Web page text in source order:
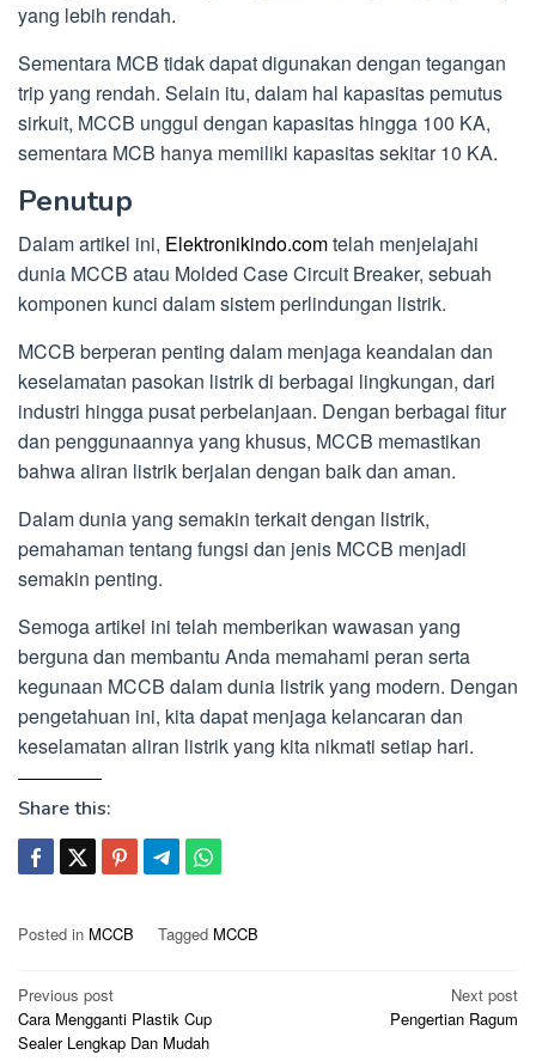
yang lebih rendah.
Sementara MCB tidak dapat digunakan dengan tegangan
trip yang rendah. Selain itu, dalam hal kapasitas pemutus
sirkuit, MCCB unggul dengan kapasitas hingga 100 KA,
sementara MCB hanya memiliki kapasitas sekitar 10 KA.
Penutup
Dalam artikel ini, Elektronikindo.comtelah menjelajahi
dunia MCCB atau Molded Case Circuit Breaker, sebuah
komponen kunci dalam sistem perlindungan listrik.
MCCB berperan penting dalam menjaga keandalan dan
keselamatan pasokan listrik di berbagai lingkungan, dari
industri hingga pusat perbelanjaan. Dengan berbagai fitur
dan penggunaannya yang khusus, MCCB memastikan
bahwa aliran listrik berjalan dengan baik dan aman.
Dalam dunia yang semakin terkait dengan listrik,
pemahaman tentang fungsi dan jenis MCCB menjadi
semakin penting.
Semoga artikel ini telah memberikan wawasan yang
berguna dan membantu Anda memahami peran serta
kegunaan MCCB dalam dunia listrik yang modern. Dengan
pengetahuan ini, kita dapat menjaga kelancaran dan
keselamatan aliran listrik yang kita nikmati setiap hari.
Share this:
Posted in MCCB Tagged MCCB
Post
navigation
Previous post
Cara Mengganti Plastik Cup
Sealer Lengkap Dan Mudah
Next post
Pengertian Ragum